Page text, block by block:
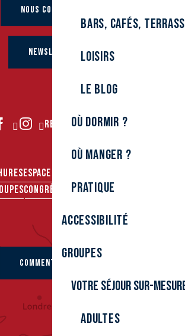
Bars, cafés,
Loisirs
Le Blog
Où dormir ?
Où manger ?
Pratique
Accessibilité
Groupes
Votre séjour sur-
Adultes
NOUS CONTACTER
NEWSLETTER
REJOIGNEZ-NOUS
ESPACE PRO
CONGRÈS & SÉMINAIRES
COMMENT VENIR ?